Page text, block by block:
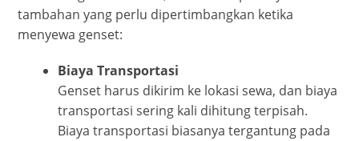
tambahan yang perlu dipertimbangkan ketika
menyewa genset:
Biaya Transportasi
Genset harus dikirim ke lokasi sewa, dan biaya
transportasi sering kali dihitung terpisah.
Biaya transportasi biasanya tergantung pada